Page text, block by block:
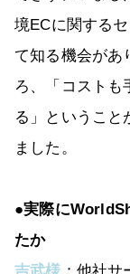
境ECに関する
て知る機会があ
ろ、「コストも
る」ということ
ました。
●実際に
たか